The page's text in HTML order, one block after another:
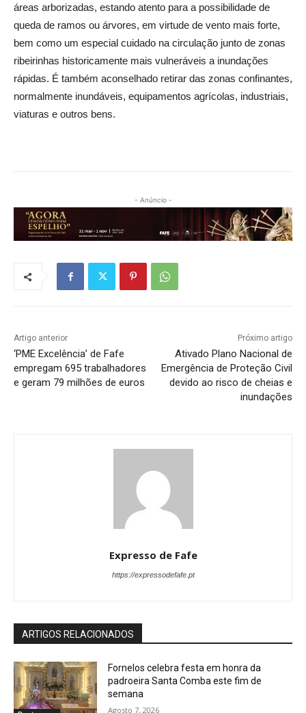
áreas arborizadas, estando atento para a possibilidade de
queda de ramos ou árvores, em virtude de vento mais forte,
bem como um especial cuidado na circulação junto de zonas
ribeirinhas historicamente mais vulneráveis a inundações
rápidas. É também aconselhado retirar das zonas confinantes,
normalmente inundáveis, equipamentos agrícolas, industriais,
viaturas e outros bens.
- Anúncio -
Artigo anterior
‘PME Excelência’ de Fafe
empregam 695 trabalhadores
e geram 79 milhões de euros
Próximo artigo
Ativado Plano Nacional de
Emergência de Proteção Civil
devido ao risco de cheias e
inundações
Expresso de Fafe
https://expressodefafe.pt
ARTIGOS RELACIONADOS
Fornelos celebra festa em honra da
padroeira Santa Comba este fim de
semana
Agosto 7, 2026